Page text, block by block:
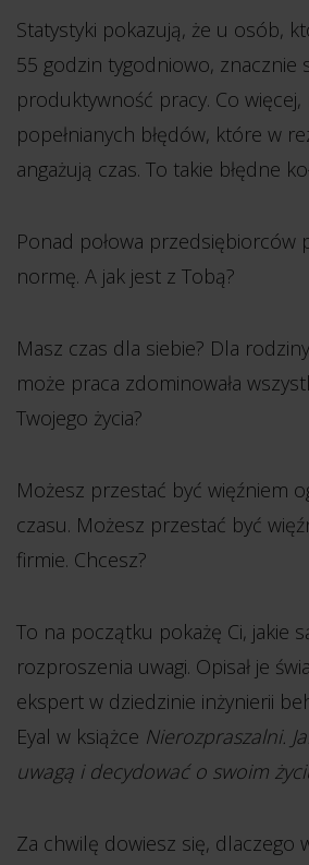
Statystyki pokazują, że u osób,
55 godzin tygodniowo, znacznie
produktywność pracy. Co więcej,
popełnianych błędów, które w
angażują czas. To takie błędne
Ponad połowa przedsiębiorców
normę. A jak jest z Tobą?
Masz czas dla siebie? Dla
może praca zdominowała
Twojego życia?
Możesz przestać być więźniem
czasu. Możesz przestać być
firmie. Chcesz?
To na początku pokażę Ci, jakie
rozproszenia uwagi. Opisał je
ekspert w dziedzinie inżynierii
Eyal w książce Nierozpraszalni.
uwagą i decydować o swoim
Za chwilę dowiesz się, dlaczego